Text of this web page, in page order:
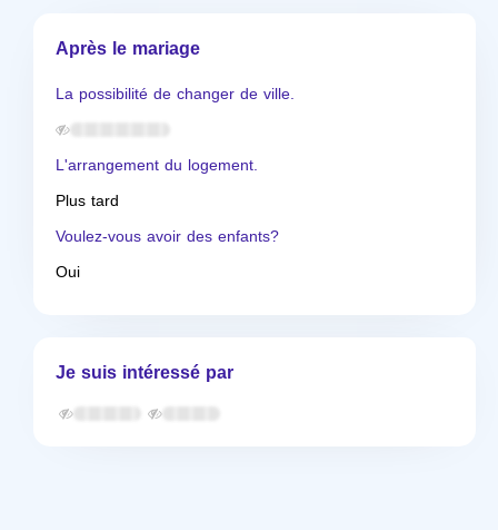
Après le mariage
La possibilité de changer de ville.
L'arrangement du logement.
Plus tard
Voulez-vous avoir des enfants?
Oui
Je suis intéressé par